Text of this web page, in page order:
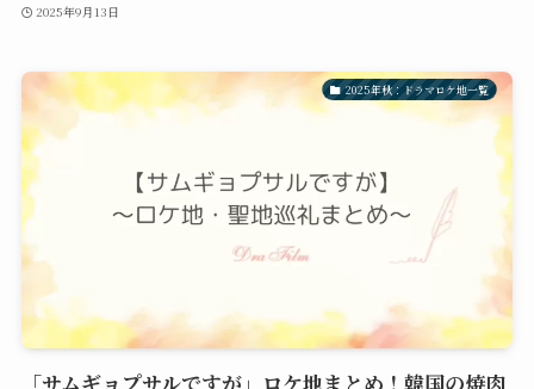
2025年9月13日
2025年秋：ドラマロケ地一覧
「サムギョプサルですが」ロケ地まとめ！韓国の焼肉